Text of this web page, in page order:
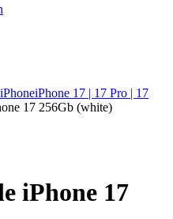
iPhone 17 | 17 Pro | 17
17 256Gb (white)
iPhone 17